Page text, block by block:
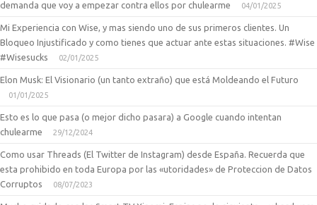
demanda que voy a empezar contra ellos por chulearme
04/01/2025
Mi Experiencia con Wise, y mas siendo uno de sus primeros clientes. Un
Bloqueo Injustificado y como tienes que actuar ante estas situaciones. #Wise
#Wisesucks
02/01/2025
Elon Musk: El Visionario (un tanto extraño) que está Moldeando el Futuro
01/01/2025
Esto es lo que pasa (o mejor dicho pasara) a Google cuando intentan
chulearme
29/12/2024
Como usar Threads (El Twitter de Instagram) desde España. Recuerda que
esta prohibido en toda Europa por las «utoridades» de Proteccion de Datos
Corruptos
08/07/2023